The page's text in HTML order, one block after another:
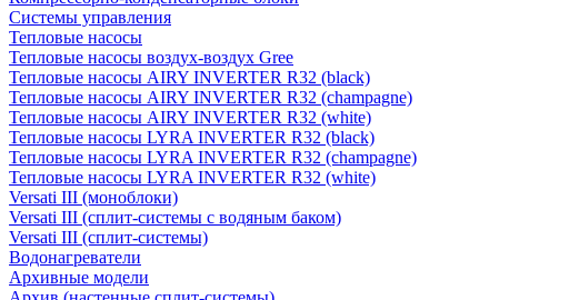
Системы управления
Тепловые насосы
Тепловые насосы воздух-воздух Gree
Тепловые насосы AIRY INVERTER R32 (black)
Тепловые насосы AIRY INVERTER R32 (champagne)
Тепловые насосы AIRY INVERTER R32 (white)
Тепловые насосы LYRA INVERTER R32 (black)
Тепловые насосы LYRA INVERTER R32 (champagne)
Тепловые насосы LYRA INVERTER R32 (white)
Versati III (моноблоки)
Versati III (сплит-системы с водяным баком)
Versati III (сплит-системы)
Водонагреватели
Архивные модели